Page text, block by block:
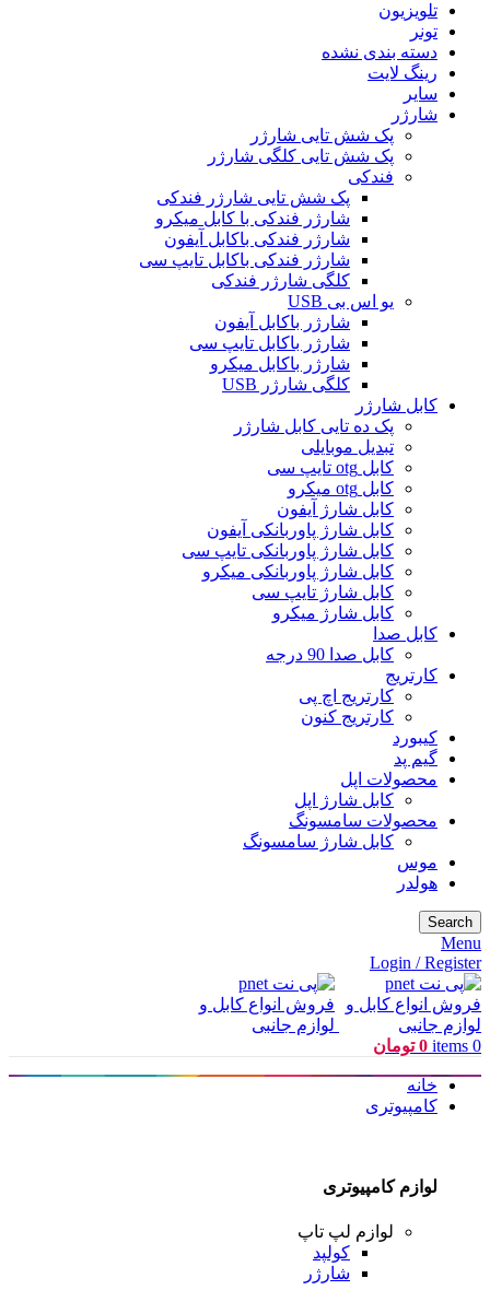
تلویزیون
تونر
دسته بندی نشده
رینگ لایت
سایر
شارژر
پک شش تایی شارژر
پک شش تایی کلگی شارژر
فندکی
پک شش تایی شارژر فندکی
شارژر فندکی با کابل میکرو
شارژر فندکی باکابل آیفون
شارژر فندکی باکابل تایپ سی
کلگی شارژر فندکی
یو اس بی USB
شارژر باکابل آیفون
شارژر باکابل تایپ سی
شارژر باکابل میکرو
کلگی شارژر USB
کابل شارژر
پک ده تایی کابل شارژر
تبدیل موبایلی
کابل otg تایپ سی
کابل otg میکرو
کابل شارژ آیفون
کابل شارژ پاوربانکی آیفون
کابل شارژ پاوربانکی تایپ سی
کابل شارژ پاوربانکی میکرو
کابل شارژ تایپ سی
کابل شارژ میکرو
کابل صدا
کابل صدا 90 درجه
کارتریج
کارتریج اچ پی
کارتریج کنون
کیبورد
گیم پد
محصولات اپل
کابل شارژ اپل
محصولات سامسونگ
کابل شارژ سامسونگ
موس
هولدر
Search
Menu
Login / Register
0
items
0 تومان
خانه
کامپیوتری
لوازم کامپیوتری
لوازم لپ تاپ
کولپد
شارژر